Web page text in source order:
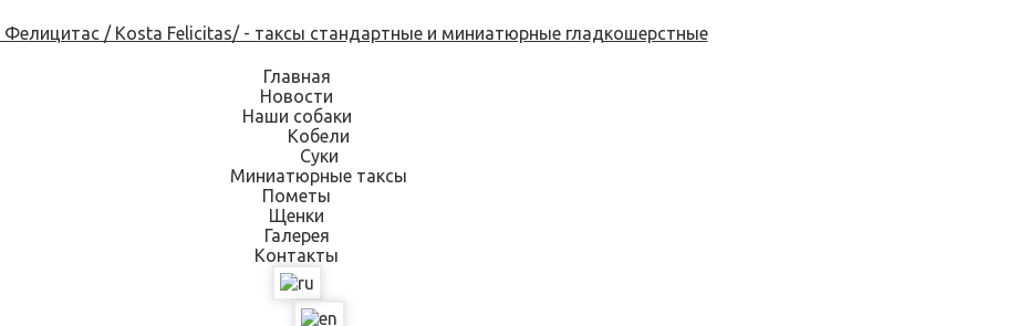
Skip
to
Главная
Новости
Наши собаки
Кобели
Суки
Миниатюрные таксы
Пометы
Щенки
Галерея
Контакты